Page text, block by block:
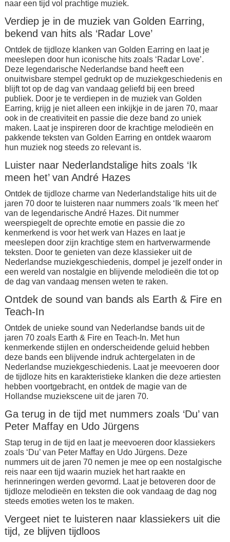
naar een tijd vol prachtige muziek.
Verdiep je in de muziek van Golden Earring,
bekend van hits als ‘Radar Love’
Ontdek de tijdloze klanken van Golden Earring en laat je
meeslepen door hun iconische hits zoals ‘Radar Love’.
Deze legendarische Nederlandse band heeft een
onuitwisbare stempel gedrukt op de muziekgeschiedenis en
blijft tot op de dag van vandaag geliefd bij een breed
publiek. Door je te verdiepen in de muziek van Golden
Earring, krijg je niet alleen een inkijkje in de jaren 70, maar
ook in de creativiteit en passie die deze band zo uniek
maken. Laat je inspireren door de krachtige melodieën en
pakkende teksten van Golden Earring en ontdek waarom
hun muziek nog steeds zo relevant is.
Luister naar Nederlandstalige hits zoals ‘Ik
meen het’ van André Hazes
Ontdek de tijdloze charme van Nederlandstalige hits uit de
jaren 70 door te luisteren naar nummers zoals ‘Ik meen het’
van de legendarische André Hazes. Dit nummer
weerspiegelt de oprechte emotie en passie die zo
kenmerkend is voor het werk van Hazes en laat je
meeslepen door zijn krachtige stem en hartverwarmende
teksten. Door te genieten van deze klassieker uit de
Nederlandse muziekgeschiedenis, dompel je jezelf onder in
een wereld van nostalgie en blijvende melodieën die tot op
de dag van vandaag mensen weten te raken.
Ontdek de sound van bands als Earth & Fire en
Teach-In
Ontdek de unieke sound van Nederlandse bands uit de
jaren 70 zoals Earth & Fire en Teach-In. Met hun
kenmerkende stijlen en onderscheidende geluid hebben
deze bands een blijvende indruk achtergelaten in de
Nederlandse muziekgeschiedenis. Laat je meevoeren door
de tijdloze hits en karakteristieke klanken die deze artiesten
hebben voortgebracht, en ontdek de magie van de
Hollandse muziekscene uit de jaren 70.
Ga terug in de tijd met nummers zoals ‘Du’ van
Peter Maffay en Udo Jürgens
Stap terug in de tijd en laat je meevoeren door klassiekers
zoals ‘Du’ van Peter Maffay en Udo Jürgens. Deze
nummers uit de jaren 70 nemen je mee op een nostalgische
reis naar een tijd waarin muziek het hart raakte en
herinneringen werden gevormd. Laat je betoveren door de
tijdloze melodieën en teksten die ook vandaag de dag nog
steeds emoties weten los te maken.
Vergeet niet te luisteren naar klassiekers uit die
tijd, ze blijven tijdloos